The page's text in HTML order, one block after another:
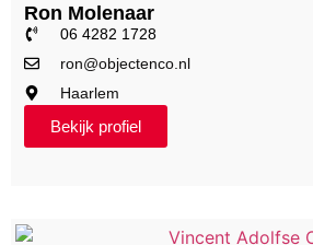
Ron Molenaar
06 4282 1728
ron@objectenco.nl
Haarlem
Bekijk profiel